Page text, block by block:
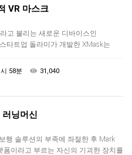
VR 마스크
고 불리는 새로운 디바이스인
타트업 돌라미가 개발한 XMask는
58분 31,040
러닝머신
행 솔루션의 부족에 좌절한 후 Mark
폼이라고 부르는 자신의 기괴한 장치를